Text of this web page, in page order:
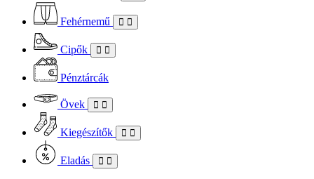
Fehérnemű
Cipők
Pénztárcák
Övek
Kiegészítők
Eladás